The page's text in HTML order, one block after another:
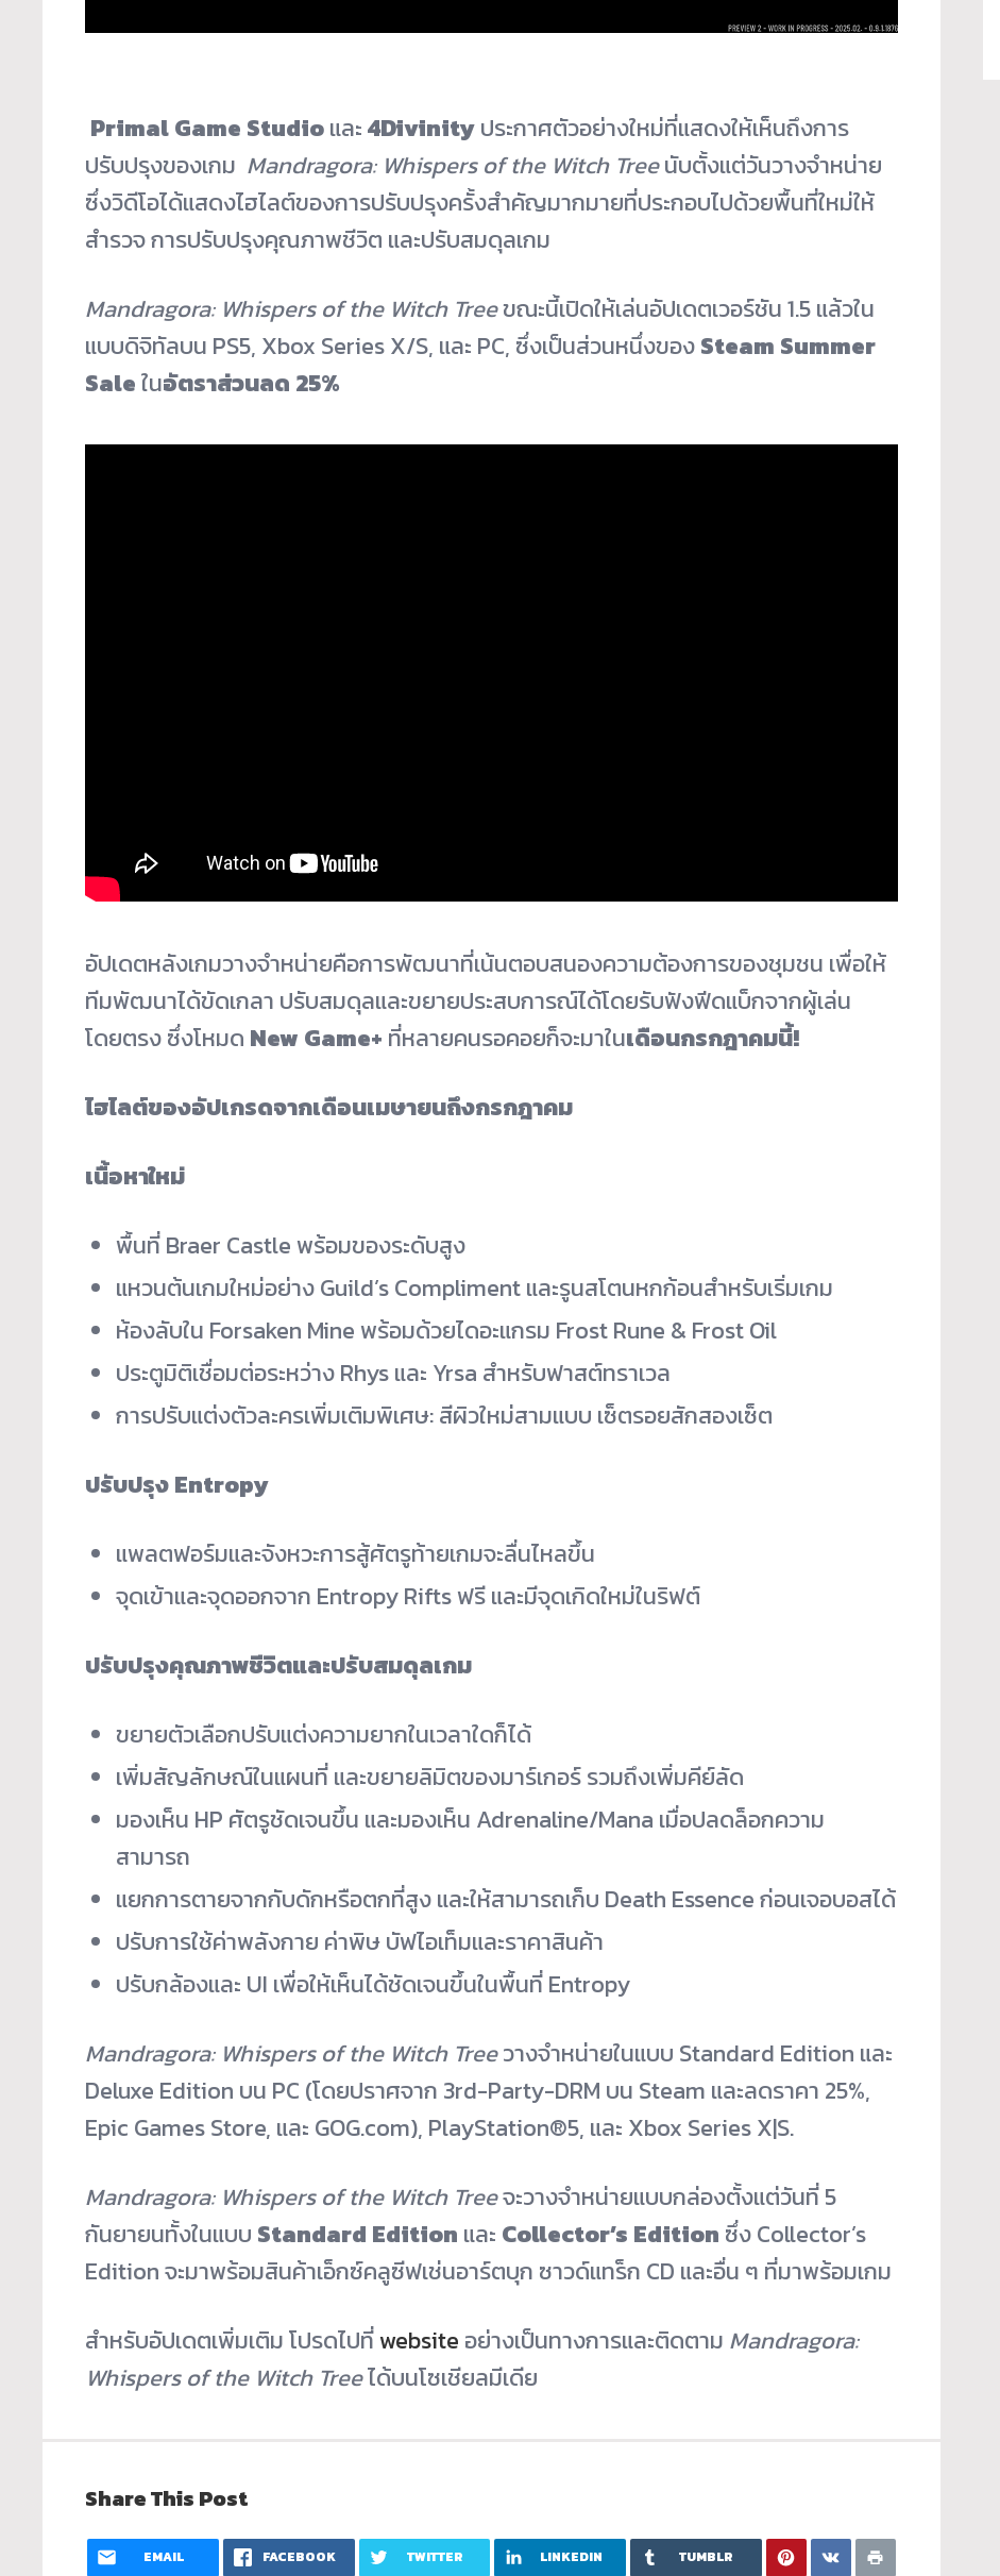
Primal Game Studioและ4Divinityประกาศตัวอย่างใหม่ที่แสดงให้เห็นถึงการ
ปรับปรุงของเกม Mandragora: Whispers of the Witch Treeนับตั้งแต่วันวางจำหน่าย
ซึ่งวิดีโอได้แสดงไฮไลต์ของการปรับปรุงครั้งสำคัญมากมายที่ประกอบไปด้วยพื้นที่ใหม่ให้
สำรวจ การปรับปรุงคุณภาพชีวิต และปรับสมดุลเกม
Mandragora: Whispers of the Witch Treeขณะนี้เปิดให้เล่นอัปเดตเวอร์ชัน 1.5 แล้วใน
แบบดิจิทัลบน PS5, Xbox Series X/S, และ PC, ซึ่งเป็นส่วนหนึ่งของSteam Summer
Saleในอัตราส่วนลด 25%
อัปเดตหลังเกมวางจำหน่ายคือการพัฒนาที่เน้นตอบสนองความต้องการของชุมชน เพื่อให้
ทีมพัฒนาได้ขัดเกลา ปรับสมดุลและขยายประสบการณ์ได้โดยรับฟังฟีดแบ็กจากผู้เล่น
โดยตรง ซึ่งโหมด New Game+ ที่หลายคนรอคอยก็จะมาในเดือนกรกฎาคมนี้!
ไฮไลต์ของอัปเกรดจากเดือนเมษายนถึงกรกฎาคม
เนื้อหาใหม่
พื้นที่ Braer Castle พร้อมของระดับสูง
แหวนต้นเกมใหม่อย่าง Guild’s Compliment และรูนสโตนหกก้อนสำหรับเริ่มเกม
ห้องลับใน Forsaken Mine พร้อมด้วยไดอะแกรม Frost Rune & Frost Oil
ประตูมิติเชื่อมต่อระหว่าง Rhys และ Yrsa สำหรับฟาสต์ทราเวล
การปรับแต่งตัวละครเพิ่มเติมพิเศษ: สีผิวใหม่สามแบบ เซ็ตรอยสักสองเซ็ต
ปรับปรุงEntropy
แพลตฟอร์มและจังหวะการสู้ศัตรูท้ายเกมจะลื่นไหลขึ้น
จุดเข้าและจุดออกจาก Entropy Rifts ฟรี และมีจุดเกิดใหม่ในริฟต์
ปรับปรุงคุณภาพชีวิตและปรับสมดุลเกม
ขยายตัวเลือกปรับแต่งความยากในเวลาใดก็ได้
เพิ่มสัญลักษณ์ในแผนที่ และขยายลิมิตของมาร์เกอร์ รวมถึงเพิ่มคีย์ลัด
มองเห็น HP ศัตรูชัดเจนขึ้น และมองเห็น Adrenaline/Mana เมื่อปลดล็อกความ
สามารถ
แยกการตายจากกับดักหรือตกที่สูง และให้สามารถเก็บ Death Essence ก่อนเจอบอสได้
ปรับการใช้ค่าพลังกาย ค่าพิษ บัฟไอเท็มและราคาสินค้า
ปรับกล้องและ UI เพื่อให้เห็นได้ชัดเจนขึ้นในพื้นที่ Entropy
Mandragora: Whispers of the Witch Treeวางจำหน่ายในแบบ Standard Edition และ
Deluxe Edition บน PC (โดยปราศจาก 3rd-Party-DRM บน Steam และลดราคา 25%,
Epic Games Store, และ GOG.com), PlayStation®5, และ Xbox Series X|S.
Mandragora: Whispers of the Witch Treeจะวางจำหน่ายแบบกล่องตั้งแต่วันที่ 5
กันยายนทั้งในแบบ Standard Edition และ Collector’s Edition ซึ่ง Collector’s
Edition จะมาพร้อมสินค้าเอ็กซ์คลูซีฟเช่นอาร์ตบุก ซาวด์แทร็ก CD และอื่น ๆ ที่มาพร้อมเกม
สำหรับอัปเดตเพิ่มเติม โปรดไปที่website อย่างเป็นทางการและติดตาม Mandragora:
Whispers of the Witch Treeได้บนโซเชียลมีเดีย
Share This Post
EMAIL FACEBOOK TWITTER LINKEDIN TUMBLR